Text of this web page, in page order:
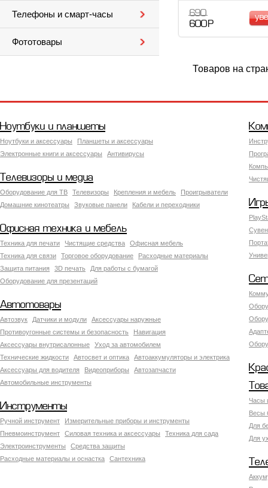
Телефоны и смарт-часы
Фототовары
690
600 Р
Товаров на
Ноутбуки и планшеты
Ноутбуки и аксессуары
Планшеты и аксессуары
Электронные книги и аксессуары
Антивирусы
Телевизоры и медиа
Оборудование для ТВ Телевизоры Крепления и мебель
Проигрыватели
Домашние кинотеатры
Звуковые панели Кабели и переходники
Офисная техника и мебель
Техника для печати Чистящие средства
Офисная мебель
Техника для связи
Торговое оборудование
Расходные материалы
Защита питания
3D печать
Для работы с бумагой
Оборудование для презентаций
Автотовары
Автозвук Датчики и модули
Аксессуары наружные
Противоугонные системы и безопасность
Навигация
Аксесcуары внутрисалонные
Уход за автомобилем
Технические жидкости
Автосвет и оптика
Автоаккумуляторы и электрика
Аксессуары для водителя
Видеоприборы
Автозапчасти
Автомобильные инструменты
Часы
Весы
Для
Для
Инструменты
Ручной инструмент
Измерительные приборы и инструменты
Пневмоинструмент
Силовая техника и аксессуары
Техника для сада
Электроинструменты
Средства защиты
Расходные материалы и оснастка
Сантехника